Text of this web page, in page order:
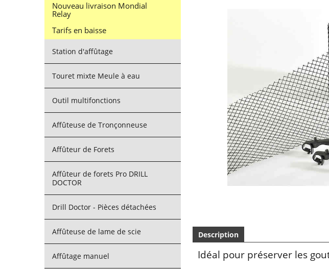
Nouveau livraison Mondial
Relay
Tarifs en baisse
Station d'affûtage
Touret mixte Meule à eau
Outil multifonctions
Affûteuse de Tronçonneuse
Affûteur de Forets
Affûteur de forets Pro DRILL
DOCTOR
Drill Doctor - Pièces détachées
Affûteuse de lame de scie
Affûtage manuel
Description
Idéal pour préserver les